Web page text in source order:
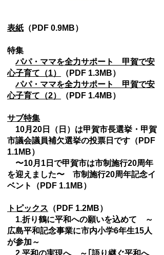
表紙 （PDF 0.9MB）
特集
パパ・ママを全力サポート 甲賀で安
心子育て（1）
（PDF 1.3MB）
パパ・ママを全力サポート 甲賀で安
心子育て（2）
（PDF 1.4MB）
サブ特集
10月20日（日）は甲賀市長選挙・甲賀
市議会議員補欠選挙の投票日です（PDF
1.1MB）
〜10月1日で甲賀市は市制施行20周年
を迎えました〜 市制施行20周年記念イ
ベント（PDF 1.1MB）
トピックス （PDF 1.2MB）
1.折り鶴に平和への願いを込めて ～
広島平和記念事業に市内小学6年生15人
が参加～